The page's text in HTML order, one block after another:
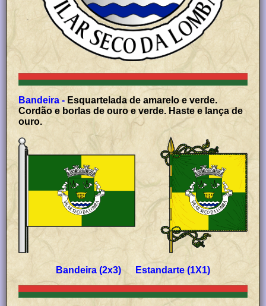
Bandeira - Esquartelada de amarelo e verde.
Cordão e borlas de ouro e verde. Haste e lança de
ouro.
Bandeira (2x3) Estandarte (1X1)